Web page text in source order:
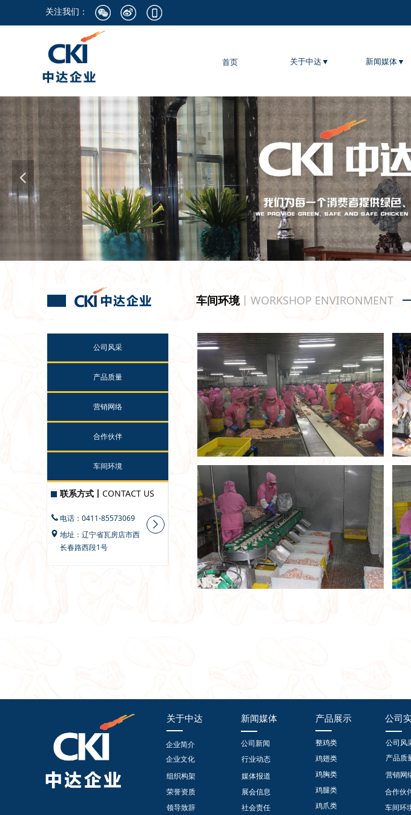
关注我们：
关于中达▼ 新闻媒体▼
首页
넳
넹
ꁕ
地址：辽宁省瓦房店市西
长春路西段1号
끅 电话： 0411-85573069
联系方式丨 CONTACT US
公司风采
产品质量
营销网络
合作伙伴
车间环境
车间环境丨WORKSHOP ENVIRONMENT
整鸡类
鸡翅类
鸡胸类
鸡腿类
鸡爪类
车间环
合作伙
营销网
产品质
公司风
行业动态
领导致辞
荣誉资质
组织构架
企业文化
企业简介
公司
产品展示
新闻媒体
关于中达
社会责任
展会信息
媒体报道
公司新闻